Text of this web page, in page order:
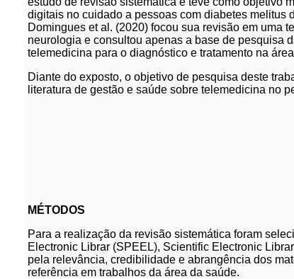
digitais no cuidado a pessoas com diabetes melitus
Domingues et al. (2020) focou sua revisão em uma
neurologia e consultou apenas a base de pesquisa
telemedicina para o diagnóstico e tratamento na
Diante do exposto, o objetivo de pesquisa deste
literatura de gestão e saúde sobre telemedicina no
MÉTODOS
Para a realização da revisão sistemática foram
Electronic Librar (SPEEL), Scientific Electronic
pela relevância, credibilidade e abrangência dos
referência em trabalhos da área da saúde.